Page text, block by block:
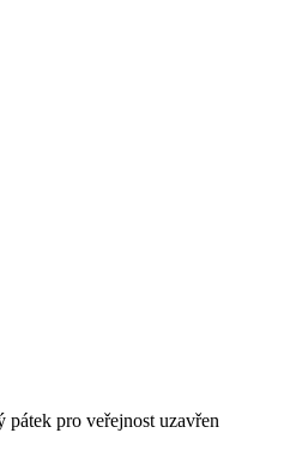
pátek pro veřejnost uzavřen